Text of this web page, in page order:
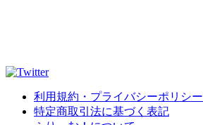
利用規約・プライバシーポリシー
特定商取引法に基づく表記